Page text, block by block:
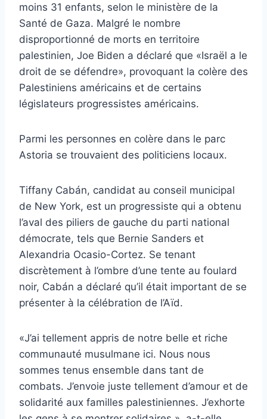
moins 31 enfants, selon le ministère de la
Santé de Gaza. Malgré le nombre
disproportionné de morts en territoire
palestinien, Joe Biden a déclaré que «Israël a le
droit de se défendre», provoquant la colère des
Palestiniens américains et de certains
législateurs progressistes américains.
Parmi les personnes en colère dans le parc
Astoria se trouvaient des politiciens locaux.
Tiffany Cabán, candidat au conseil municipal
de New York, est un progressiste qui a obtenu
l’aval des piliers de gauche du parti national
démocrate, tels que Bernie Sanders et
Alexandria Ocasio-Cortez. Se tenant
discrètement à l’ombre d’une tente au foulard
noir, Cabán a déclaré qu’il était important de se
présenter à la célébration de l’Aïd.
«J’ai tellement appris de notre belle et riche
communauté musulmane ici. Nous nous
sommes tenus ensemble dans tant de
combats. J’envoie juste tellement d’amour et de
solidarité aux familles palestiniennes. J’exhorte